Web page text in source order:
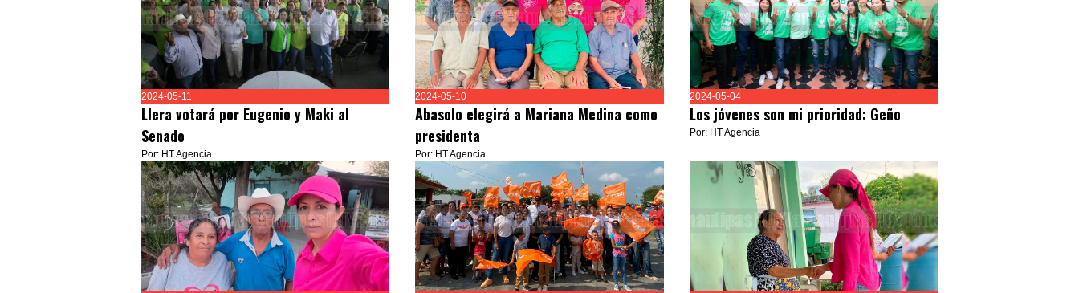
2024-05-11
Llera votará por Eugenio y Maki al
Senado
Por: HT Agencia
2024-05-10
Abasolo elegirá a Mariana Medina como
presidenta
Por: HT Agencia
2024-05-04
Los jóvenes son mi prioridad: Geño
Por: HT Agencia